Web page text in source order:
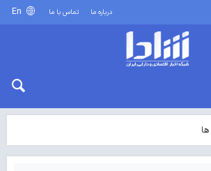
درباره ما تماس با ما